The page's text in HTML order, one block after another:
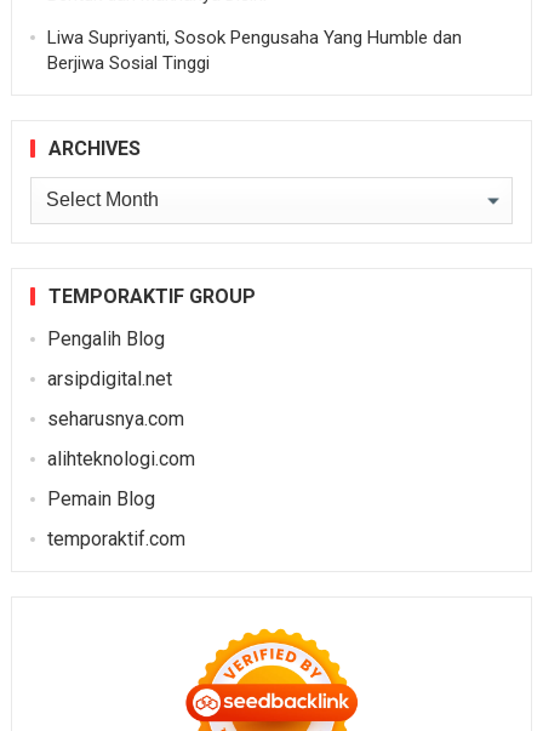
Liwa Supriyanti, Sosok Pengusaha Yang Humble dan
Berjiwa Sosial Tinggi
ARCHIVES
Archives
TEMPORAKTIF GROUP
Pengalih Blog
arsipdigital.net
seharusnya.com
alihteknologi.com
Pemain Blog
temporaktif.com